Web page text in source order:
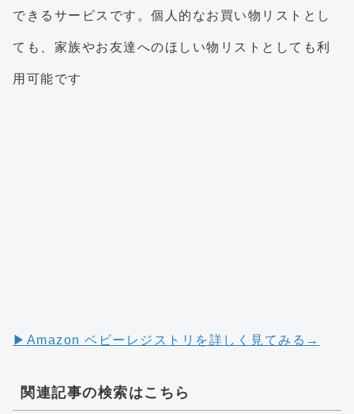
できるサービスです。個人的なお買い物リストとし
ても、家族やお友達へのほしい物リストとしても利
用可能です
▶︎Amazon ベビーレジストリを詳しく見てみる→
関連記事の検索はこちら